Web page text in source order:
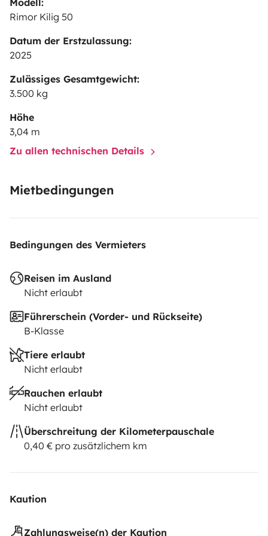
Modell:
Rimor Kilig 50
Datum der Erstzulassung:
2025
Zulässiges Gesamtgewicht:
3.500 kg
Höhe
3,04 m
Zu allen technischen Details
Mietbedingungen
Bedingungen des Vermieters
Reisen im Ausland
Nicht erlaubt
Führerschein (Vorder- und Rückseite)
B-Klasse
Tiere erlaubt
Nicht erlaubt
Rauchen erlaubt
Nicht erlaubt
Überschreitung der Kilometerpauschale
0,40 € pro zusätzlichem km
Kaution
Zahlungsweise(n) der Kaution